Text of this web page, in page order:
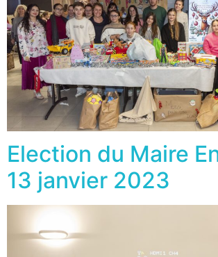
Election du Maire
13 janvier 2023